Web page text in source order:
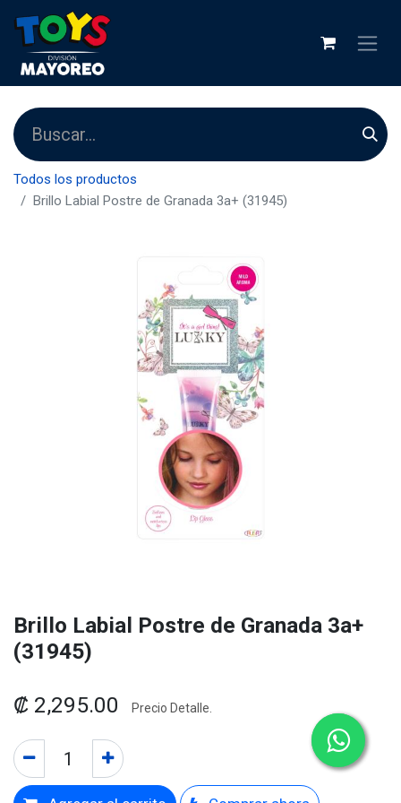
Todos los productos
Brillo Labial Postre de Granada 3a+ (31945)
Brillo Labial Postre de Granada 3a+
(31945)
₡ 2,295.00 Precio Detalle.